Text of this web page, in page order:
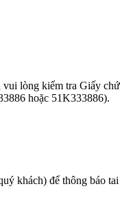
lòng kiểm tra Giấy
hoặc 51K333886).
khách) để thông báo